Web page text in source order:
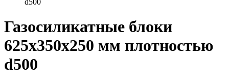
Газосиликатные блоки
625х350х250 мм плотностью
d500